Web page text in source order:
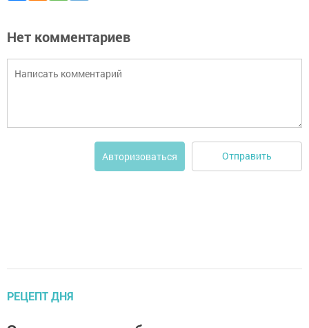
Нет комментариев
Авторизоваться Отправить
РЕЦЕПТ ДНЯ